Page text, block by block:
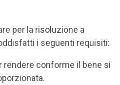
per la risoluzione a
i seguenti requisiti:
rendere conforme il bene si